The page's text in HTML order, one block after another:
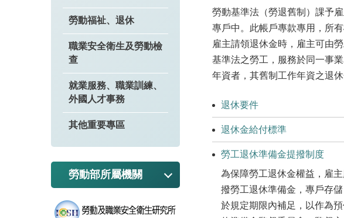
勞動福祉、退休
職業安全衛生及勞動檢
查
就業服務、職業訓練、
外國人才事務
其他重要專區
勞動部所屬機關
勞動基準法（勞退舊制）課予
專戶中。此帳戶專款專用，所
雇主請領退休金時，雇主可由
基準法之勞工，服務於同一事
年資者，其舊制工作年資之退
退休要件
退休金給付標準
勞工退休準備金提撥制度
為保障勞工退休金權益，雇
撥勞工退休準備金，專戶存
於規定期限內補足，以作為